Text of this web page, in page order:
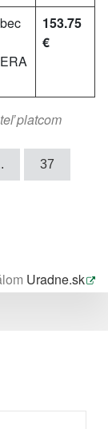
153.75
€
platcom
37
Uradne.sk